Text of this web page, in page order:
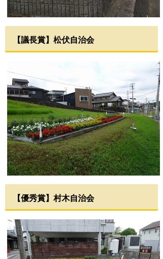
【議長賞】松伏自治会
【優秀賞】村木自治会